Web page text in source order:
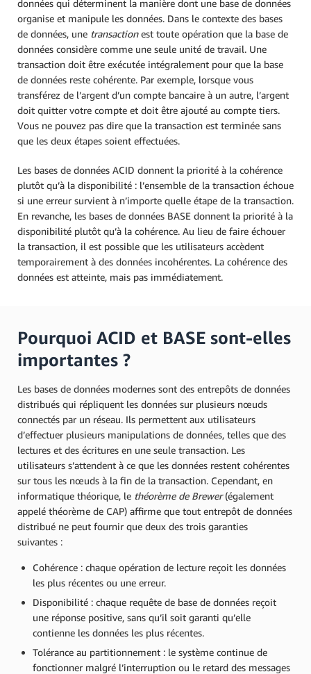
données qui déterminent la manière dont une base de données
organise et manipule les données. Dans le contexte des bases
de données, une transactionest toute opération que la base de
données considère comme une seule unité de travail. Une
transaction doit être exécutée intégralement pour que la base
de données reste cohérente. Par exemple, lorsque vous
transférez de l’argent d’un compte bancaire à un autre, l’argent
doit quitter votre compte et doit être ajouté au compte tiers.
Vous ne pouvez pas dire que la transaction est terminée sans
que les deux étapes soient effectuées.
Les bases de données ACID donnent la priorité à la cohérence
plutôt qu’à la disponibilité : l’ensemble de la transaction échoue
si une erreur survient à n’importe quelle étape de la transaction.
En revanche, les bases de données BASE donnent la priorité à la
disponibilité plutôt qu’à la cohérence. Au lieu de faire échouer
la transaction, il est possible que les utilisateurs accèdent
temporairement à des données incohérentes. La cohérence des
données est atteinte, mais pas immédiatement.
Pourquoi ACID et BASE sont-elles
importantes ?
Les bases de données modernes sont des entrepôts de données
distribués qui répliquent les données sur plusieurs nœuds
connectés par un réseau. Ils permettent aux utilisateurs
d’effectuer plusieurs manipulations de données, telles que des
lectures et des écritures en une seule transaction. Les
utilisateurs s’attendent à ce que les données restent cohérentes
sur tous les nœuds à la fin de la transaction. Cependant, en
informatique théorique, le théorème de Brewer(également
appelé théorème de CAP) affirme que tout entrepôt de données
distribué ne peut fournir que deux des trois garanties
suivantes :
Cohérence : chaque opération de lecture reçoit les données
les plus récentes ou une erreur.
Disponibilité : chaque requête de base de données reçoit
une réponse positive, sans qu’il soit garanti qu’elle
contienne les données les plus récentes.
Tolérance au partitionnement : le système continue de
fonctionner malgré l’interruption ou le retard des messages